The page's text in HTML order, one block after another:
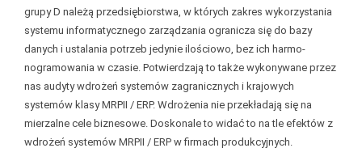
grupy D należą przedsiębiorstwa, w których zakres wykorzystania
systemu informatycznego zarządzania ogranicza się do bazy
danych i usta­lania potrzeb jedynie ilościowo, bez ich harmo­
nogramowania w czasie. Potwierdzają to także wykonywane przez
nas audyty wdrożeń systemów zagranicznych i krajowych
systemów klasy MRPII / ERP. Wdrożenia nie przekładają się na
mierzalne cele biznesowe. Doskonale to widać to na tle efektów z
wdrożeń systemów MRPII / ERP w firmach produkcyjnych.